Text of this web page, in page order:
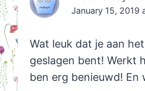
January 15, 2019
Wat leuk dat je aan
geslagen bent! Werkt
ben erg benieuwd! En